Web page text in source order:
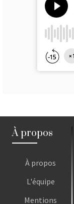
À propos
À propos
L'équipe
Mentions